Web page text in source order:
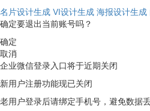
名片设计生成 VI设计生成 海报设计生成
确定要退出当前账号吗？
确定
取消
企业微信登录入口将于近期关闭
新用户注册功能现已关闭
老用户登录后请绑定手机号，避免数据